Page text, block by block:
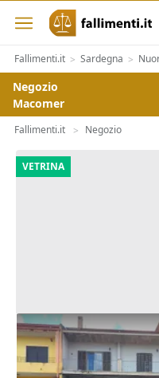
Fallimenti.it > Sardegna >
Negozio
Macomer
Fallimenti.it > Negozio
VETRINA
Asta Complesso
cortile e pertinenze
188.100 €